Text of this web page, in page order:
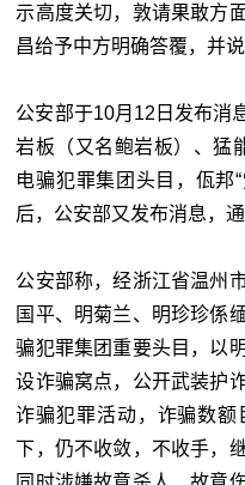
示高度关切，敦请果敢方
昌给予中方明确答覆，并说
公安部于10月12日发布消
岩板（又名鲍岩板）、猛
电骗犯罪集团头目，佤邦
后，公安部又发布消息，
公安部称，经浙江省温州
国平、明菊兰、明珍珍係
骗犯罪集团重要头目，以
设诈骗窝点，公开武装护
诈骗犯罪活动，诈骗数
下，仍不收敛，不收手，